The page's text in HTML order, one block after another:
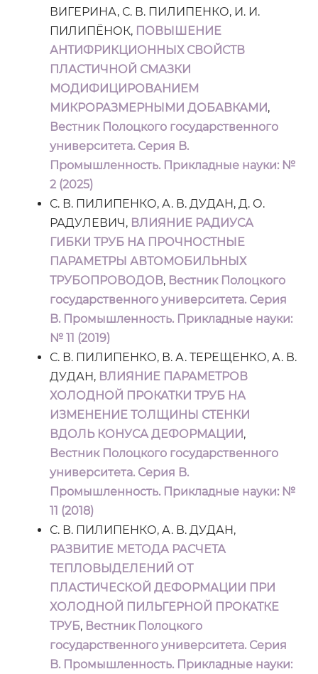
ВИГЕРИНА, С. В. ПИЛИПЕНКО, И. И.
ПИЛИПЁНОК, ПОВЫШЕНИЕ
АНТИФРИКЦИОННЫХ СВОЙСТВ
ПЛАСТИЧНОЙ СМАЗКИ
МОДИФИЦИРОВАНИЕМ
МИКРОРАЗМЕРНЫМИ ДОБАВКАМИ,
Вестник Полоцкого государственного
университета. Серия B.
Промышленность. Прикладные науки: №
2 (2025)
С. В. ПИЛИПЕНКО, А. В. ДУДАН, Д. О.
РАДУЛЕВИЧ, ВЛИЯНИЕ РАДИУСА
ГИБКИ ТРУБ НА ПРОЧНОСТНЫЕ
ПАРАМЕТРЫ АВТОМОБИЛЬНЫХ
ТРУБОПРОВОДОВ, Вестник Полоцкого
государственного университета. Серия
B. Промышленность. Прикладные науки:
№ 11 (2019)
С. В. ПИЛИПЕНКО, В. А. ТЕРЕЩЕНКО, А. В.
ДУДАН, ВЛИЯНИЕ ПАРАМЕТРОВ
ХОЛОДНОЙ ПРОКАТКИ ТРУБ НА
ИЗМЕНЕНИЕ ТОЛЩИНЫ СТЕНКИ
ВДОЛЬ КОНУСА ДЕФОРМАЦИИ,
Вестник Полоцкого государственного
университета. Серия B.
Промышленность. Прикладные науки: №
11 (2018)
С. В. ПИЛИПЕНКО, А. В. ДУДАН,
РАЗВИТИЕ МЕТОДА РАСЧЕТА
ТЕПЛОВЫДЕЛЕНИЙ ОТ
ПЛАСТИЧЕСКОЙ ДЕФОРМАЦИИ ПРИ
ХОЛОДНОЙ ПИЛЬГЕРНОЙ ПРОКАТКЕ
ТРУБ, Вестник Полоцкого
государственного университета. Серия
B. Промышленность. Прикладные науки: